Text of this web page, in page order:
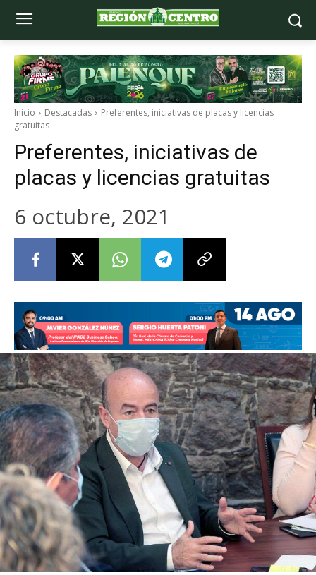
Inicio Destacadas
Preferentes, iniciativas de placas y licencias
gratuitas
Preferentes, iniciativas de
placas y licencias gratuitas
6 octubre, 2021